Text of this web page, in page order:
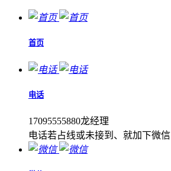
首页
电话
17095555880龙经理
电话若占线或未接到、就加下微信